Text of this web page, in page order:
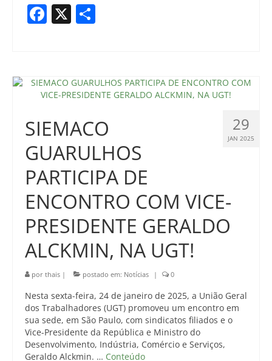
Facebook
X
29
JAN 2025
SIEMACO
GUARULHOS
PARTICIPA DE
ENCONTRO COM VICE-
PRESIDENTE GERALDO
ALCKMIN, NA UGT!
por thais | postado em: Notícias | 0
Nesta sexta-feira, 24 de janeiro de 2025, a União Geral
dos Trabalhadores (UGT) promoveu um encontro em
sua sede, em São Paulo, com sindicatos filiados e o
Vice-Presidente da República e Ministro do
Desenvolvimento, Indústria, Comércio e Serviços,
Geraldo Alckmin. … Conteúdo